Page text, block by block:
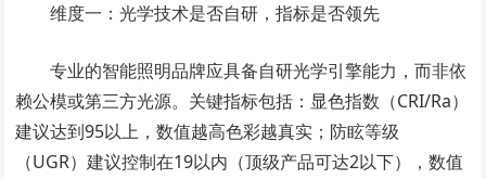
维度一：光学技术是否自研，指标是否领先
专业的智能照明品牌应具备自研光学引擎能力，而非依
赖公模或第三方光源。关键指标包括：显色指数（CRI/Ra）
建议达到95以上，数值越高色彩越真实；防眩等级
（UGR）建议控制在19以内（顶级产品可达2以下），数值